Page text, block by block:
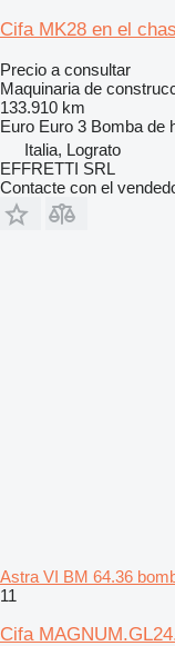
Cifa MK28 en el
Precio a consultar
Maquinaria de
133.910 km
Euro Euro 3 Bomba de
Italia, Lograto
EFFRETTI SRL
Contacte con el
Astra VI BM 64.36
11
Cifa